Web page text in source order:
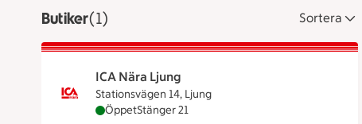
ButikerVisar 1 stycken
(1) Sortera
ICA Nära Ljung
Stationsvägen 14, Ljung
ICA Nära Ljung är öppen nu, stänger klockan 21
ÖppetStänger 21